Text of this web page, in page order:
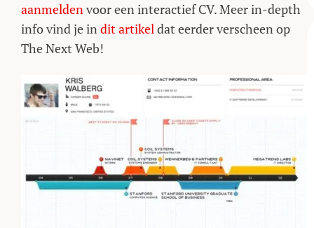
aanmeldenvoor een interactief CV. Meer in-depth
info vind je indit artikeldat eerder verscheen op
The Next Web!